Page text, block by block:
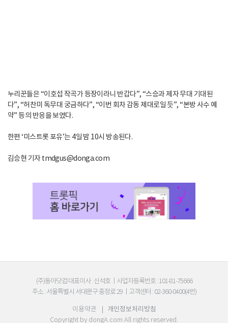
누리꾼들은 “이호섭 작곡가 등장이라니 반갑다”, “스승과 제자 무대 기대된
다”, “허찬미 독무대 궁금하다”, “이번 회차 감동 제대로일 듯”, “본방 사수 예
약” 등의 반응을 보였다.
한편 ‘미스트롯 포유’는 4일 밤 10시 방송된다.
김승현 기자 tmdgus@donga.com
(주)동아닷컴 대표이사 : 신석호 | 사업자등록번호 : 101-81-75666
주소 : 서울특별시 서대문구 충정로 29 | 고객센터 : 02-360-0400(4번)
이용약관
| 개인정보처리방침
Copyright by dongA.com All rights reserved.